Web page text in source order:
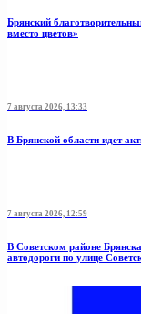
Брянский
вместо цветов»
7 августа 2026, 13:33
В Брянской области идет
7 августа 2026, 12:59
В Советском районе
автодороги по улице